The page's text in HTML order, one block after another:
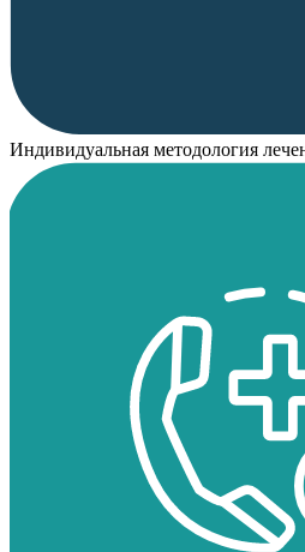
Индивидуальная методология